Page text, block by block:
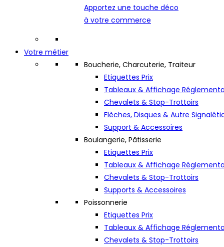
Apportez une touche déco
à votre commerce
Votre métier
Boucherie, Charcuterie, Traiteur
Etiquettes Prix
Tableaux & Affichage
Chevalets & Stop-Trottoirs
Flèches, Disques & Autre
Support & Accessoires
Boulangerie, Pâtisserie
Etiquettes Prix
Tableaux & Affichage
Chevalets & Stop-Trottoirs
Supports & Accessoires
Poissonnerie
Etiquettes Prix
Tableaux & Affichage
Chevalets & Stop-Trottoirs